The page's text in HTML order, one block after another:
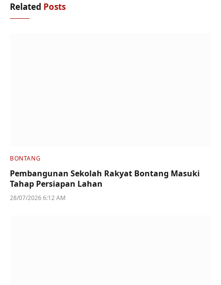
Related Posts
BONTANG
Pembangunan Sekolah Rakyat Bontang Masuki
Tahap Persiapan Lahan
28/07/2026 6:12 AM